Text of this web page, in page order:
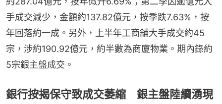
手成交減少，金額約137.82億元，按季跌7.63%，按
年回落約一成。另外，上半年工商舖大手成交約45
宗，涉約190.92億元，約半數為商廈物業。期內錄約
5宗銀主盤成交。
銀行按揭保守致成交萎縮 銀主盤陸續湧現